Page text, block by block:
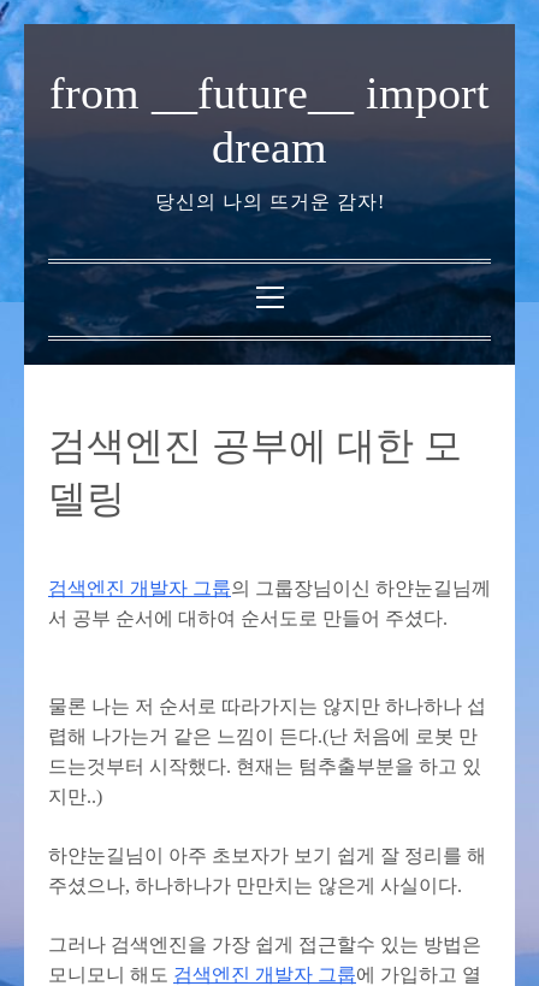
용
바
기
from __future__ import
dream
당신의 나의 뜨거운 감자!
기
본
메
뉴
검색엔진 공부에 대한 모
델링
검색엔진 개발자 그룹의 그룹장님이신 하얀눈길님께
서 공부 순서에 대하여 순서도로 만들어 주셨다.
물론 나는 저 순서로 따라가지는 않지만 하나하나 섭
렵해 나가는거 같은 느낌이 든다.(난 처음에 로봇 만
드는것부터 시작했다. 현재는 텀추출부분을 하고 있
지만..)
하얀눈길님이 아주 초보자가 보기 쉽게 잘 정리를 해
주셨으나, 하나하나가 만만치는 않은게 사실이다.
그러나 검색엔진을 가장 쉽게 접근할수 있는 방법은
모니모니 해도 검색엔진 개발자 그룹에 가입하고 열